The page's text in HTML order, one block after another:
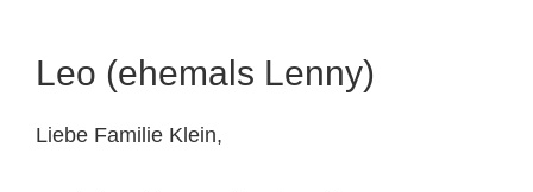
Leo (ehemals Lenny)
Liebe Familie Klein,